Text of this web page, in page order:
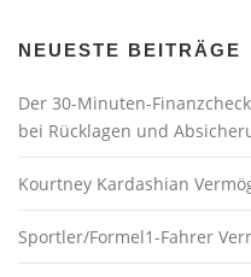
NEUESTE BEITRÄGE
Der 30-Minuten-
bei Rücklagen und
Kourtney Kardashian
Sportler/Formel1-Fahrer